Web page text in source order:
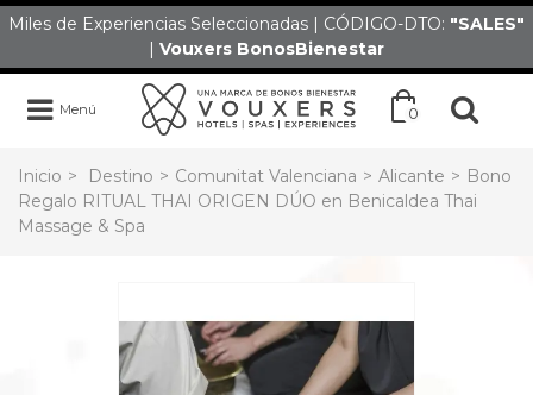
Miles de Experiencias Seleccionadas | CÓDIGO-DTO: "SALES"
| Vouxers BonosBienestar
Menú 0
Inicio > Destino > Comunitat Valenciana > Alicante > Bono
Regalo RITUAL THAI ORIGEN DÚO en Benicaldea Thai
Massage & Spa